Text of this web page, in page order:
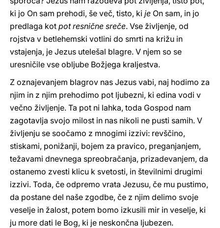
ki jo On sam prehodi, še več, tisto, ki je On sam, in jo
predlaga kot pot resnične sreče. Vse življenje, od
rojstva v betlehemski votlini do smrti na križu in
vstajenja, je Jezus utelešal blagre. V njem so se
uresničile vse obljube Božjega kraljestva.
Z oznajevanjem blagrov nas Jezus vabi, naj hodimo za
njim in z njim prehodimo pot ljubezni, ki edina vodi v
večno življenje. Ta pot ni lahka, toda Gospod nam
zagotavlja svojo milost in nas nikoli ne pusti samih. V
življenju se soočamo z mnogimi izzivi: revščino,
stiskami, ponižanji, bojem za pravico, preganjanjem,
težavami dnevnega spreobračanja, prizadevanjem, da
ostanemo zvesti klicu k svetosti, in številnimi drugimi
izzivi. Toda, če odpremo vrata Jezusu, če mu pustimo,
da postane del naše zgodbe, če z njim delimo svoje
veselje in žalost, potem bomo izkusili mir in veselje, ki
ju more dati le Bog, ki je neskončna ljubezen.